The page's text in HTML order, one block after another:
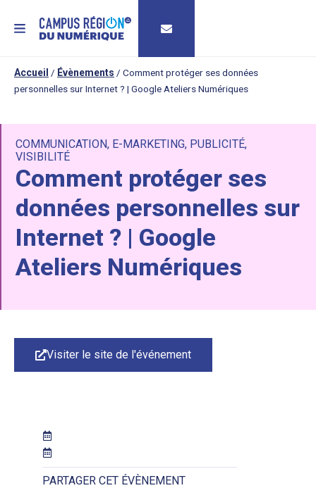
MENU
Accueil / Évènements / Comment protéger ses données
personnelles sur Internet ? | Google Ateliers Numériques
COMMUNICATION, E-MARKETING, PUBLICITÉ,
VISIBILITÉ
Comment protéger ses
données personnelles sur
Internet ? | Google
Ateliers Numériques
Visiter le site de l'événement
PARTAGER CET ÉVÈNEMENT